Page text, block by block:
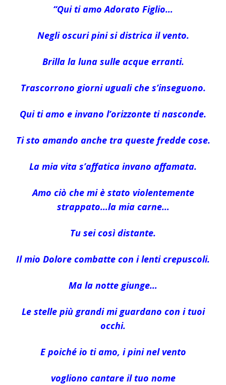
“Qui ti amo Adorato Figlio…
Negli oscuri pini si districa il vento.
Brilla la luna sulle acque erranti.
Trascorrono giorni uguali che s’inseguono.
Qui ti amo e invano l’orizzonte ti nasconde.
Ti sto amando anche tra queste fredde cose.
La mia vita s’affatica invano affamata.
Amo ciò che mi è stato violentemente
strappato…la mia carne…
Tu sei così distante.
Il mio Dolore combatte con i lenti crepuscoli.
Ma la notte giunge…
Le stelle più grandi mi guardano con i tuoi
occhi.
E poiché io ti amo, i pini nel vento
vogliono cantare il tuo nome